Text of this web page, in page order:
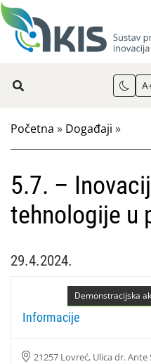
Početna » Događaji »
5.7. –
tehnologije u
29.4.2024.
Demonstracijska
Informacije
21257 Lovreć, Ulica dr. Ante